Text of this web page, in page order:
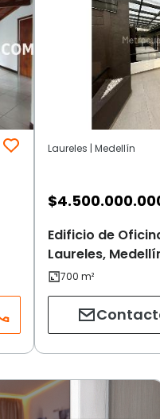
Laureles | Medellín
$
Edificio de
Laureles,